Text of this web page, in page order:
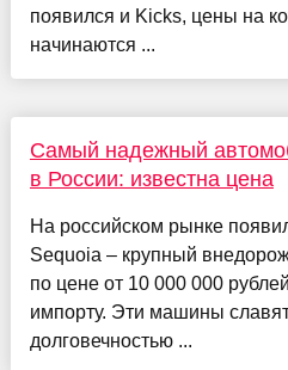
появился и Kicks, цены на
начинаются ...
Самый надежный
в России: известна цена
На российском рынке
Sequoia – крупный
по цене от 10 000 000
импорту. Эти машины
долговечностью ...